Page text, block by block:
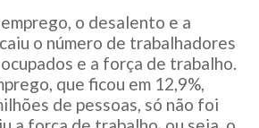
o desalento e a
o número de trabalhadores
e a força de trabalho.
que ficou em 12,9%,
de pessoas, só não foi